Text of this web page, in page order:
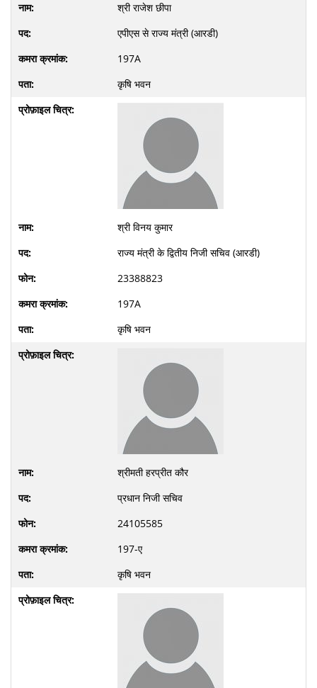
श्री राजेश छीपा
एपीएस से राज्य मंत्री (आरडी)
197A
कृषि भवन
श्री विनय कुमार
राज्य मंत्री के द्वितीय निजी सचिव (आरडी)
23388823
197A
कृषि भवन
श्रीमती हरप्रीत कौर
प्रधान निजी सचिव
24105585
197-ए
कृषि भवन